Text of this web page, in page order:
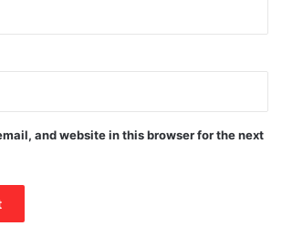
and website in this browser for the next